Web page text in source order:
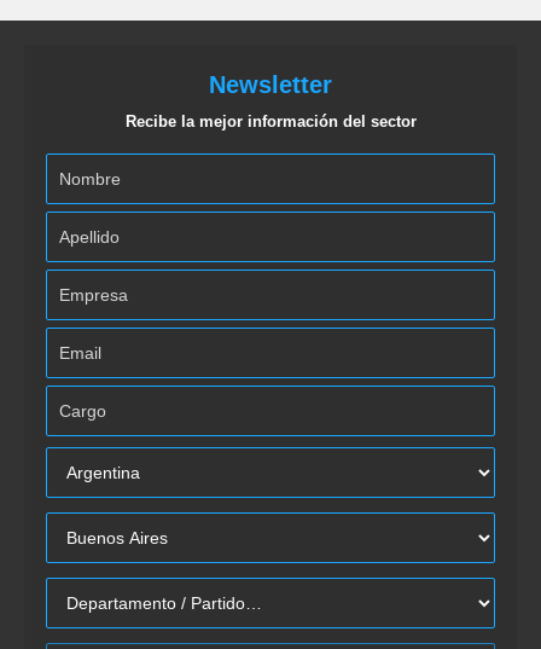
Newsletter
Recibe la mejor información del sector